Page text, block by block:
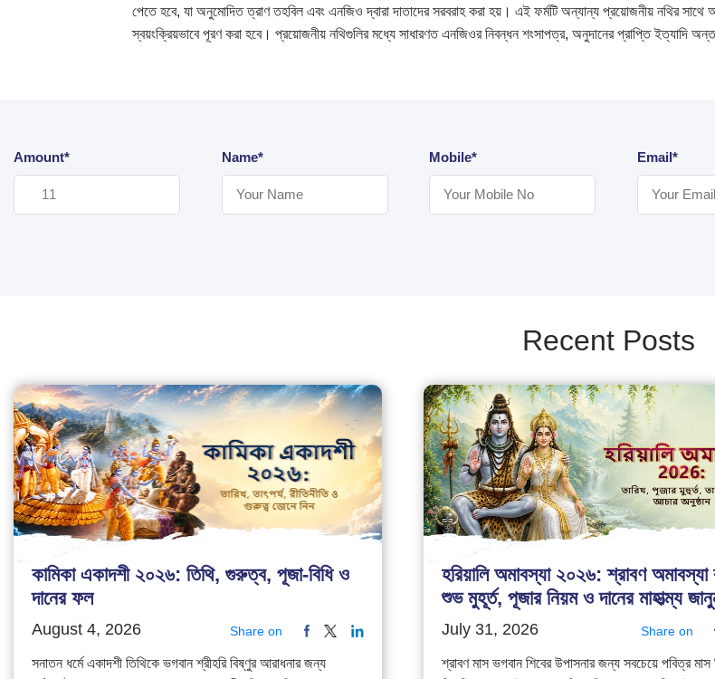
পেতে হবে, যা অনুমোদিত ত্রাণ তহবিল এবং এনজিও দ্বারা দাতাদের সরবরাহ করা হয়। এই ফর্মটি অন্যান্য প্রয়োজনীয় নথির
স্বয়ংক্রিয়ভাবে পূরণ করা হবে। প্রয়োজনীয় নথিগুলির মধ্যে সাধারণত এনজিওর নিবন্ধন শংসাপত্র, অনুদানের প্রাপ্তি ইত্যাদি
Amount* Name* Mobile* Email*
Recent Posts
কামিকা একাদশী ২০২৬: তিথি, গুরুত্ব, পূজা-বিধি ও
দানের ফল
August 4, 2026 Share on
সনাতন ধর্মে একাদশী তিথিকে ভগবান শ্রীহরি বিষ্ণুর আরাধনার জন্য
হরিয়ালি অমাবস্যা ২০২৬: শ্রাবণ
শুভ মুহূর্ত, পূজার নিয়ম ও দানের মাহাত্ম্য
July 31, 2026 Share on
শ্রাবণ মাস ভগবান শিবের উপাসনার জন্য সবচেয়ে পবিত্র মাস